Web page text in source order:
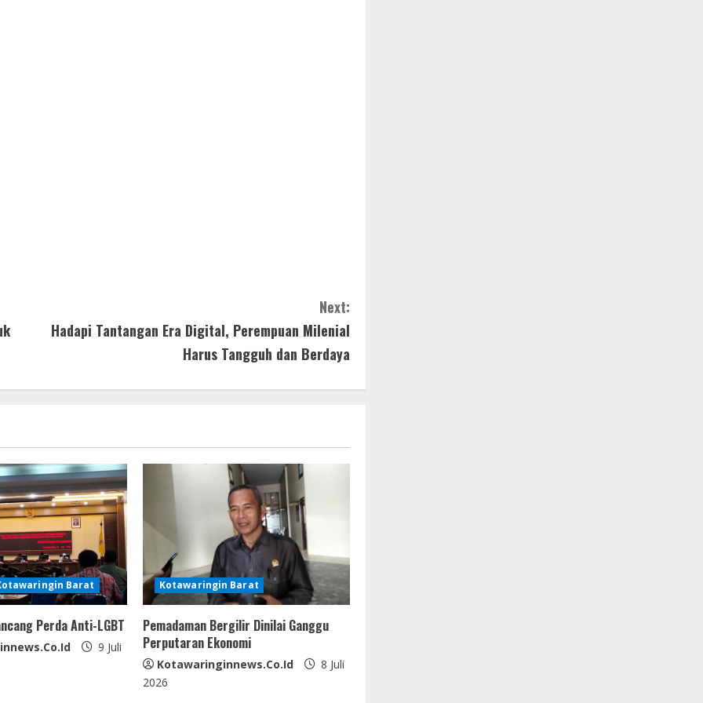
Next:
Hadapi Tantangan Era Digital, Perempuan Milenial
Harus Tangguh dan Berdaya
Barat
Perda Anti-LGBT
9 Juli
Kotawaringin Barat
Pemadaman Bergilir Dinilai Ganggu
Perputaran Ekonomi
Kotawaringinnews.co.id
8 Juli
2026